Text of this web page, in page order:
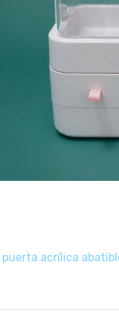
puerta acrílica